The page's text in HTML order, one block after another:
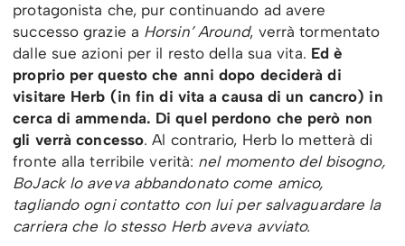
protagonista che, pur continuando ad avere
successo grazie a Horsin’ Around, verrà tormentato
dalle sue azioni per il resto della sua vita. Ed è
proprio per questo che anni dopo deciderà di
visitare Herb (in fin di vita a causa di un cancro) in
cerca di ammenda. Di quel perdono che però non
gli verrà concesso. Al contrario, Herb lo metterà di
fronte alla terribile verità: nel momento del bisogno,
BoJack lo aveva abbandonato come amico,
tagliando ogni contatto con lui per salvaguardare la
carriera che lo stesso Herb aveva avviato.